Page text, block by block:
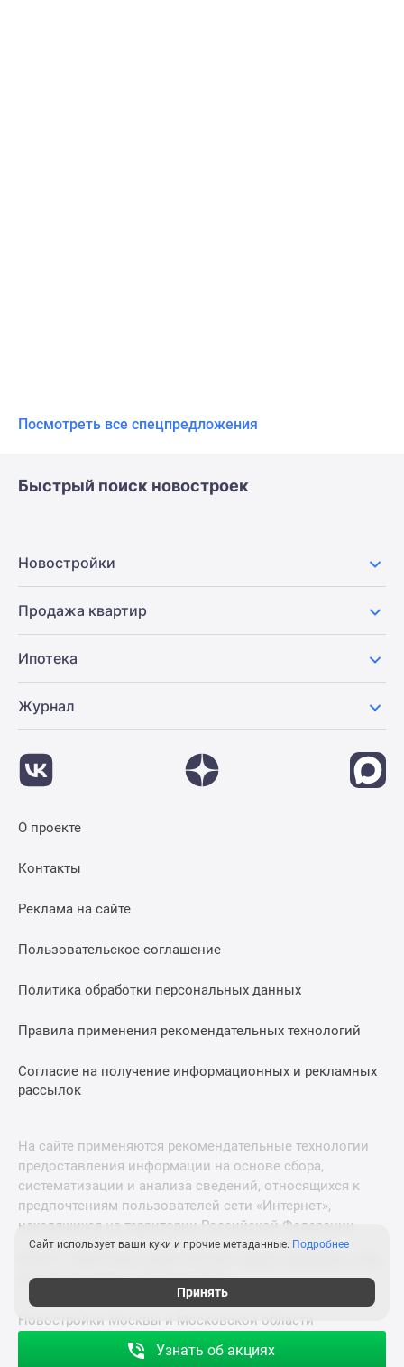
Узнать об акциях
Посмотреть все спецпредложения
Быстрый поиск новостроек
Новостройки
Продажа квартир
Ипотека
Журнал
О проекте
Контакты
Реклама на сайте
Пользовательское соглашение
Политика обработки персональных данных
Правила применения рекомендательных технологий
Согласие на получение информационных и рекламных
рассылок
На сайте применяются рекомендательные технологии
предоставления информации на основе сбора,
систематизации и анализа сведений, относящихся к
предпочтениям пользователей сети «Интернет»,
находящихся на территории Российской Федерации.
что нужно знать о новостройках
Новостройки Москвы и Московской области
Сайт использует ваши куки и прочие метаданные. Подробнее
Принять